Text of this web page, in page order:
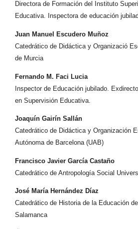
Directora de Formación del Instituto
Educativa. Inspectora de educación
Juan Manuel Escudero Muñoz
Catedrático de Didáctica y Organizació
de Murcia
Fernando M. Faci Lucia
Inspector de Educación jubilado.
en Supervisión Educativa.
Joaquín Gairín Sallán
Catedrático de Didáctica y Organización
Autónoma de Barcelona (UAB)
Francisco Javier García Castaño
Catedrático de Antropología Social
José María Hernández Díaz
Catedrático de Historia de la Educación
Salamanca